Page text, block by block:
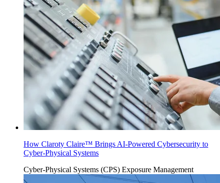
How Claroty Claire™ Brings AI-Powered Cybersecurity to
Cyber-Physical Systems
Cyber-Physical Systems (CPS) Exposure Management